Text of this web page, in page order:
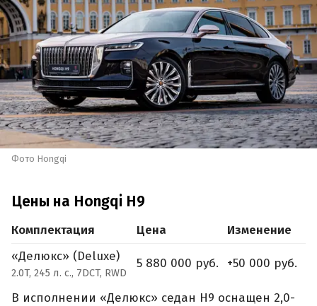
Фото Hongqi
Цены на Hongqi H9
Комплектация Цена
Изменение
«Делюкс» (Deluxe)
2.0T, 245 л. с., 7DCT, RWD
5 880 000 руб. +50 000 руб.
В исполнении «Делюкс» седан H9 оснащен 2,0-